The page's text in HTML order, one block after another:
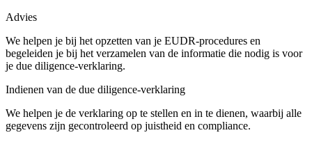
Advies
We helpen je bij het opzetten van je EUDR-procedures en
begeleiden je bij het verzamelen van de informatie die nodig is voor
je due diligence-verklaring.
Indienen van de due diligence-verklaring
We helpen je de verklaring op te stellen en in te dienen, waarbij alle
gegevens zijn gecontroleerd op juistheid en compliance.